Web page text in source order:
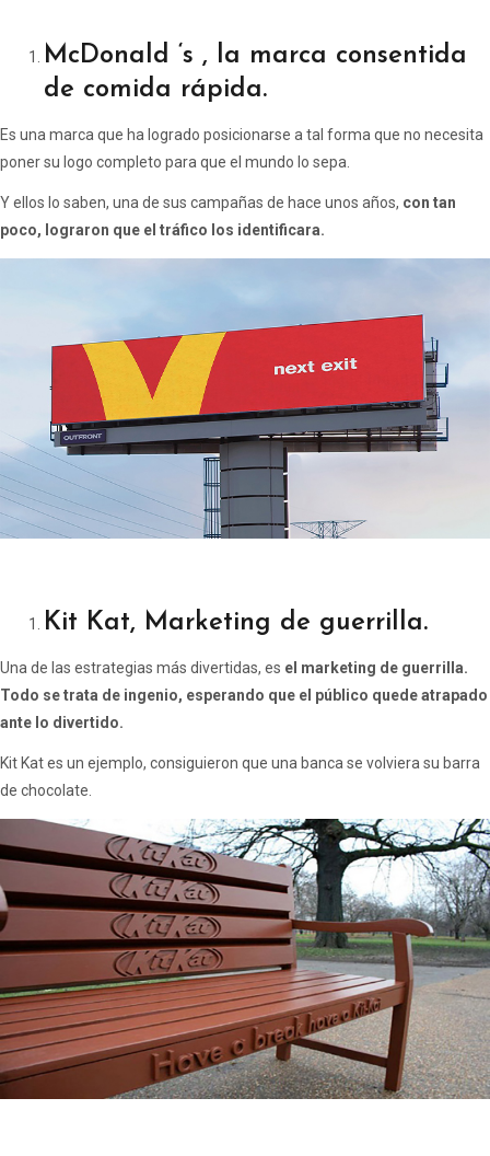
McDonald ‘s , la marca consentida
de comida rápida.
Es una marca que ha logrado posicionarse a tal forma que no necesita
poner su logo completo para que el mundo lo sepa.
Y ellos lo saben, una de sus campañas de hace unos años, con tan
poco, lograron que el tráfico los identificara.
Kit Kat, Marketing de guerrilla.
Una de las estrategias más divertidas, es el marketing de guerrilla.
Todo se trata de ingenio, esperando que el público quede atrapado
ante lo divertido.
Kit Kat es un ejemplo, consiguieron que una banca se volviera su barra
de chocolate.